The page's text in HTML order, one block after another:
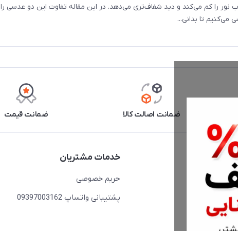
نور را کم می‌کند و دید شفاف‌تری می‌دهد. در این مقاله تفاوت این دو عدسی را
می‌کنیم تا بدانی...
ضمانت اصالت کالا ضمانت قیمت
سریع
کاربری
فروشگاه
محصولات
خدمات مشتریان
حریم خصوصی
پشتیبانی واتساپ 09397003162